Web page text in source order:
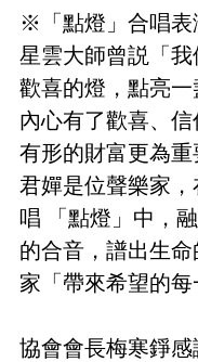
※「點燈」合唱表
星雲大師曾説「
歡喜的燈，點亮一
內心有了歡喜、
有形的財富更為
君嬋是位聲樂家
唱 「點燈」中，
的合音， 譜出生命
家「帶來希望的每
協會會長梅寒錚